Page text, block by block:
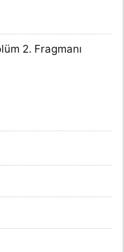
2. Fragmanı